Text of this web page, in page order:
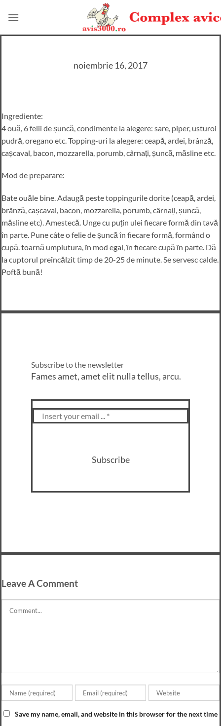
noiembrie 16, 2017
Ingrediente:
4 ouă, 6 felii de șuncă, condimente la alegere: sare, piper, usturoi
pudră, oregano etc. Topping-uri la alegere: ceapă, ardei, brânză,
cașcaval, bacon, mozzarella, porumb, cârnați, șuncă, măsline etc.
Mod de preparare:
Bate ouăle bine. Adaugă peste toppingurile dorite (ceapă, ardei,
brânză, cașcaval, bacon, mozzarella, porumb, cârnați, șuncă,
măsline etc). Amestecă. Unge cu puțin ulei fiecare formă din tavă
în parte. Pune câte o felie de șuncă în fiecare formă, formând o
cupă. toarnă umplutura, în mod egal, în fiecare cupă în parte. Dă
la cuptorul preîncălzit timp de 20-25 de minute. Se servesc calde.
Poftă bună!
Subscribe to the newsletter
Fames amet, amet elit nulla tellus, arcu.
Subscribe
Leave A Comment
Save my name, email, and website in this browser for the next time